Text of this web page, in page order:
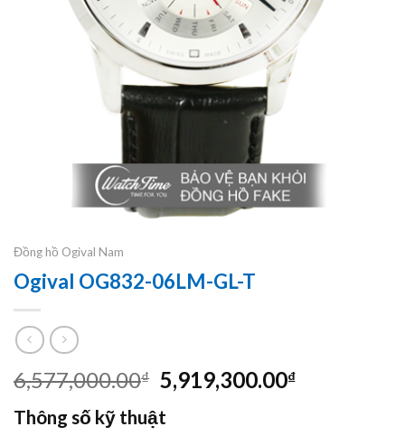
Đồng hồ Ogival Nam
Ogival OG832-06LM-GL-T
6,577,000.00₫ Giá
gốc
là:
5,919,300.00₫Giá
Thông số kỹ thuật